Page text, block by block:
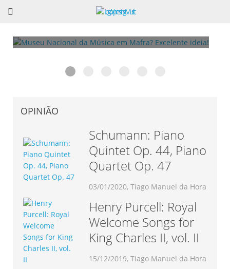
Masterclass de Acordeão
Recebe o EURSAX 2017”
obra completa.
OPINIÃO
Schumann: Piano
Quintet Op. 44, Piano
Quartet Op. 47
03/01/2020, Tiago Manuel da Hora
Henry Purcell: Royal
Welcome Songs for
King Charles II, vol. II
15/12/2019, Tiago Manuel da Hora